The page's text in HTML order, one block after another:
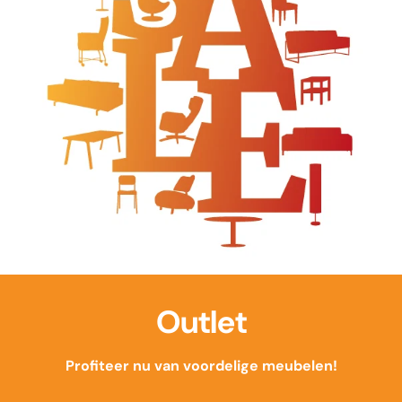
Outlet
Profiteer nu van voordelige meubelen!